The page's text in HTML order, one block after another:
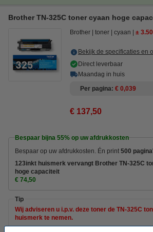
Brother TN-325C toner cyaan hoge
Brother toner cyaan ±
Bekijk de specificaties en
Direct leverbaar
Maandag in huis
Per pagina € 0,039
€ 137,50
Bespaar bijna 55% op uw afdrukkosten
Bespaar op uw afdrukkosten. Én print 500
123inkt huismerk vervangt Brother TN-325C
hoge capaciteit
€ 74,50
Tip
Wij adviseren u i.p.v. deze toner de TN-325C
huismerk te nemen.